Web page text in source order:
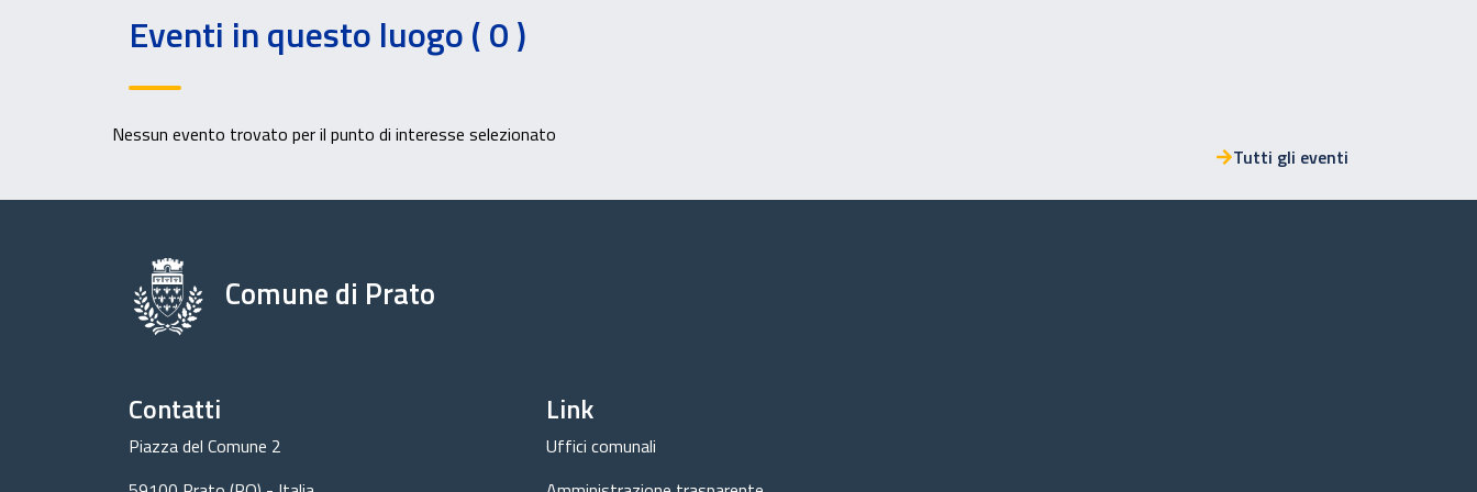
Eventi in questo luogo ( 0 )
Nessun evento trovato per il punto di interesse selezionato
Tutti gli eventi
Comune di Prato
Contatti
Piazza del Comune 2
Link
Uffici comunali